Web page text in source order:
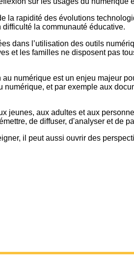
la rapidité des évolutions
la communauté éducative.
dans l’utilisation des outils
et les familles ne disposent pas
numérique est un enjeu majeur
et par exemple aux
jeunes, aux adultes et aux
de diffuser, d'analyser et de
il peut aussi ouvrir des